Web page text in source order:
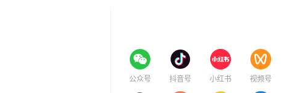
公众号 抖音号 小红书 视频号